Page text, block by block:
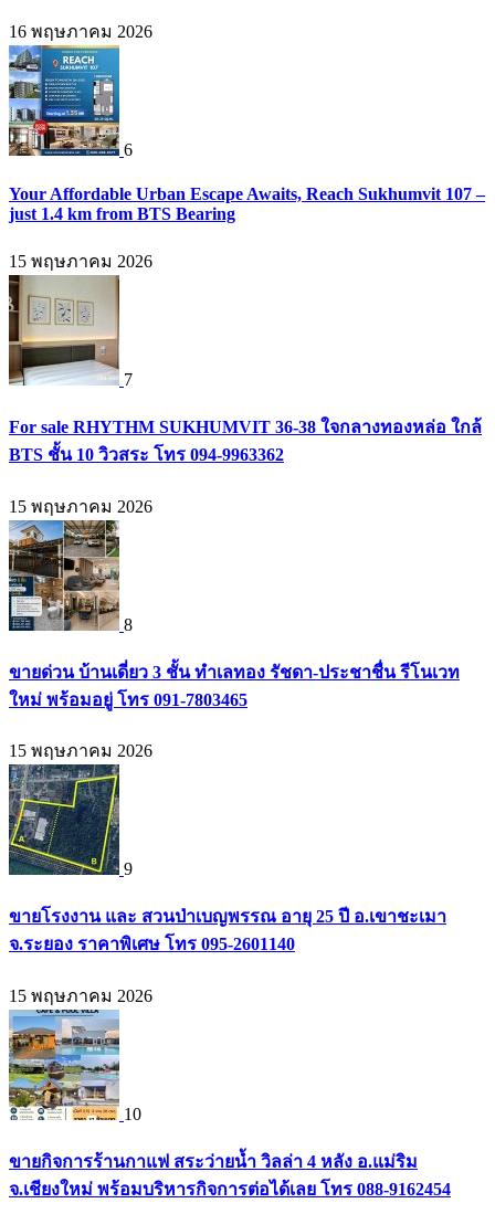
16 พฤษภาคม 2026
6
Your Affordable Urban Escape Awaits, Reach Sukhumvit 107 –
just 1.4 km from BTS Bearing
15 พฤษภาคม 2026
7
For sale RHYTHM SUKHUMVIT 36-38 ใจกลางทองหล่อ ใกล้
BTS ชั้น 10 วิวสระ โทร 094-9963362
15 พฤษภาคม 2026
8
ขายด่วน บ้านเดี่ยว 3 ชั้น ทำเลทอง รัชดา-ประชาชื่น รีโนเวท
ใหม่ พร้อมอยู่ โทร 091-7803465
15 พฤษภาคม 2026
9
ขายโรงงาน และ สวนป่าเบญพรรณ อายุ 25 ปี อ.เขาชะเมา
จ.ระยอง ราคาพิเศษ โทร 095-2601140
15 พฤษภาคม 2026
10
ขายกิจการร้านกาแฟ สระว่ายน้ำ วิลล่า 4 หลัง อ.แม่ริม
จ.เชียงใหม่ พร้อมบริหารกิจการต่อได้เลย โทร 088-9162454